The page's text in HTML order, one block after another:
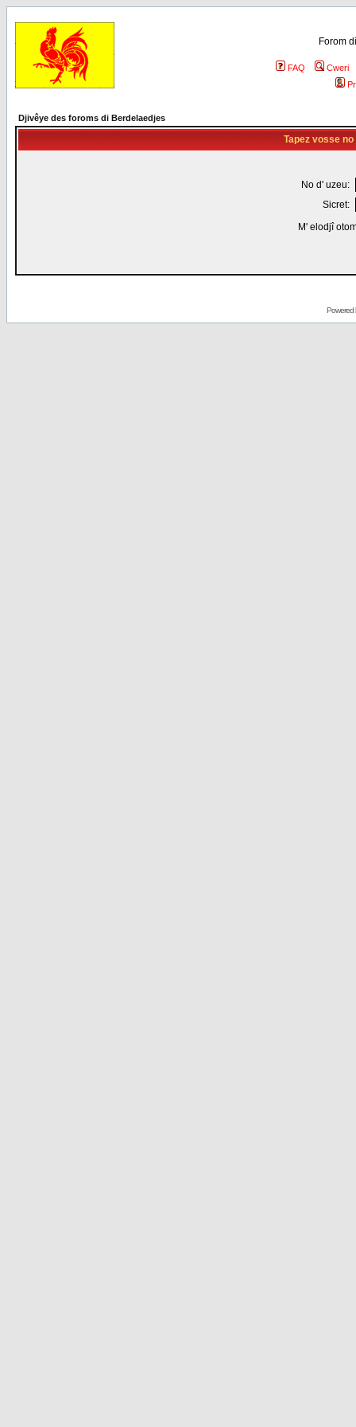
Forom
FAQ
Cweri
Djivêye des foroms di Berdelaedjes
Tapez vosse
No d' uzeu:
Sicret:
M' elodjî
Powered